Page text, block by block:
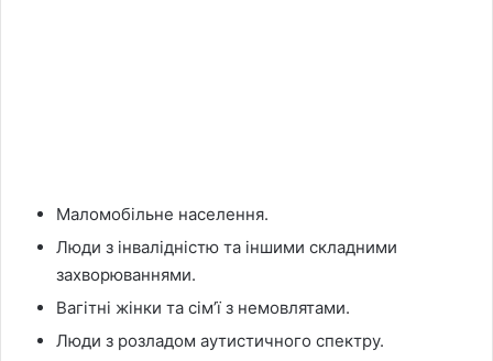
Маломобільне населення.
Люди з інвалідністю та іншими складними
захворюваннями.
Вагітні жінки та сім’ї з немовлятами.
Люди з розладом аутистичного спектру.